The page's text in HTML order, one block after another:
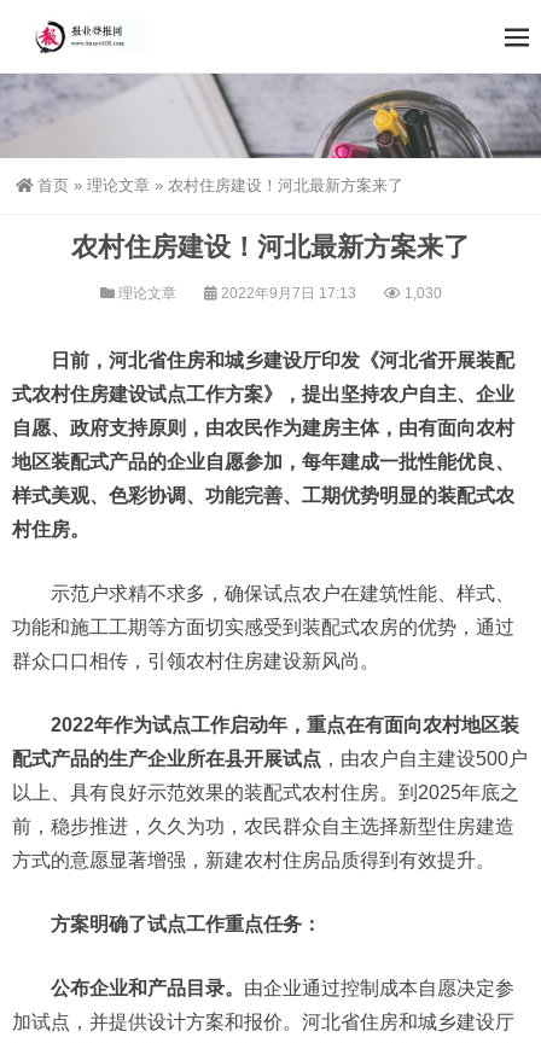
首页 » 理论文章 » 农村住房建设！河北最新方案来了
农村住房建设！河北最新方案来了
理论文章 2022年9月7日 17:13 1,030
日前，河北省住房和城乡建设厅印发《河北省开展装配
式农村住房建设试点工作方案》，提出坚持农户自主、企业
自愿、政府支持原则，由农民作为建房主体，由有面向农村
地区装配式产品的企业自愿参加，每年建成一批性能优良、
样式美观、色彩协调、功能完善、工期优势明显的装配式农
村住房。
示范户求精不求多，确保试点农户在建筑性能、样式、
功能和施工工期等方面切实感受到装配式农房的优势，通过
群众口口相传，引领农村住房建设新风尚。
2022年作为试点工作启动年，重点在有面向农村地区装
配式产品的生产企业所在县开展试点 ，由农户自主建设500户
以上、具有良好示范效果的装配式农村住房。到2025年底之
前，稳步推进，久久为功，农民群众自主选择新型住房建造
方式的意愿显著增强，新建农村住房品质得到有效提升。
方案明确了试点工作重点任务：
公布企业和产品目录。 由企业通过控制成本自愿决定参
加试点，并提供设计方案和报价。河北省住房和城乡建设厅